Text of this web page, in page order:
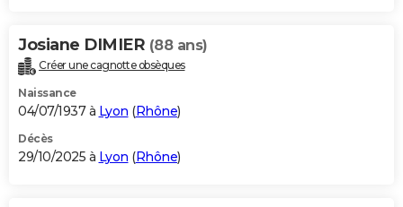
Josiane DIMIER (88 ans)
Créer une cagnotte obsèques
Naissance
04/07/1937 à Lyon (Rhône)
Décès
29/10/2025 à Lyon (Rhône)